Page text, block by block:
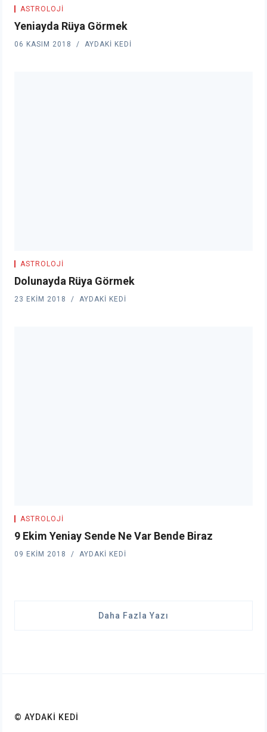
ASTROLOJI
Yeniayda Rüya Görmek
06 KASIM 2018 AYDAKI KEDI
ASTROLOJI
Dolunayda Rüya Görmek
23 EKIM 2018 AYDAKI KEDI
ASTROLOJI
9 Ekim Yeniay Sende Ne Var Bende Biraz
09 EKIM 2018 AYDAKI KEDI
Daha Fazla Yazı
© AYDAKI KEDI